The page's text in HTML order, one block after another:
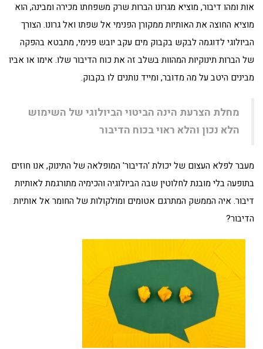
אות ומהו דיבור, מוציא מגרונו הברות שרק משפחתו מכירה ומבינה, הוא
מוציא החוצה את האותיות ממקורן הפנימי אל שפתו ואל גרונו. הצורך
הביולוגי לדוגמה לבקש בקבוק מים עקב יובש פנימי, מתבטא בהפקה
של הברות תינוקיות המהוות בשלב זה את כוח הדיבור שלו. אימו או אביו
מבינים היטב על מה מדובר, ומייד נותנים לו בקבוק.
מחלת הצרעת הינה הביטוי הביולוגי של השימוש
הלא נכון והלא ראוי בכוח הדיבור
מעבר לפלא העצום של יכולת 'הדיבור' המופלאה של התינוק, אנו חוזים
בתופעה בלי מובנת לחלוטין שבה הביולוגיה והכימיה מתורגמת לאותיות
דיבור. איה הממשק המתרגם אטומים ומולקולות של החומר אל אותיות
הדיבור?